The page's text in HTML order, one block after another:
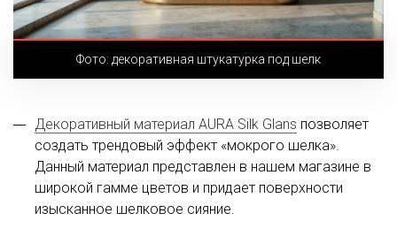
Фото: декоративная штукатурка под шелк
Декоративный материал AURA Silk Glans позволяет
создать трендовый эффект «мокрого шелка».
Данный материал представлен в нашем магазине в
широкой гамме цветов и придает поверхности
изысканное шелковое сияние.